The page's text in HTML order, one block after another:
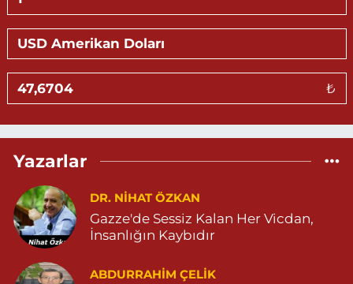
Gündüz Eczanesi
BAHÇEBAŞI MAHALLESİ SELAHADDİN EYYÜBİ CADDE NO:39 B
04823812323
Aksoy Eczanesi
KAPLAN MAH. MARDİN CAD. NO:21 A 04825030197
0 (482) 503 01 97 Yol Tarifi Al
GÜNDOĞAN MAHALLESİ STAD CADDESİ NO:36 A 05380544155
₺
Yazarlar
DR. NIHAT ÖZKAN
Gazze'de Sessiz Kalan Her Vicdan,
İnsanlığın Kaybıdır
ABDURRAHIM ÇELİK